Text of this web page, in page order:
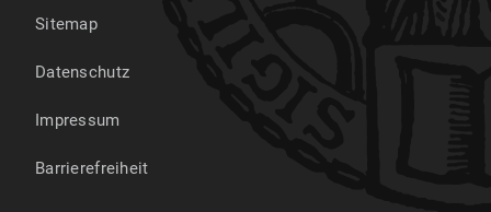
Sitemap
Datenschutz
Impressum
Barrierefreiheit